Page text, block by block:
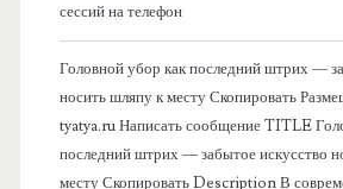
сессий на телефон
Головной убор как последний штрих —
носить шляпу к месту Скопировать
tyatya.ru Написать сообщение TITLE
последний штрих — забытое искусство
месту Скопировать Description В